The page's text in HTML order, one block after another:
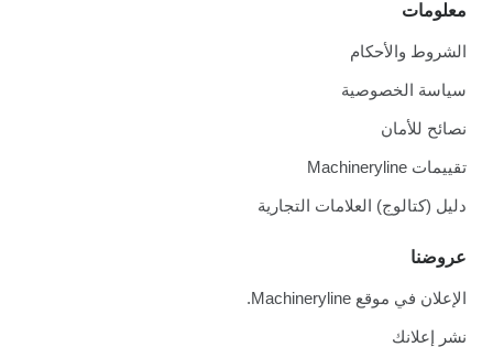
معلومات
الشروط والأحكام
سياسة الخصوصية
نصائح للأمان
تقييمات Machineryline
دليل (كتالوج) العلامات التجارية
عروضنا
الإعلان في موقع Machineryline.
نشر إعلانك